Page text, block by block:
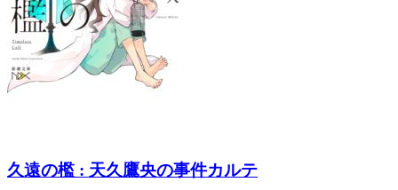
久遠の檻 : 天久鷹央の事件カルテ